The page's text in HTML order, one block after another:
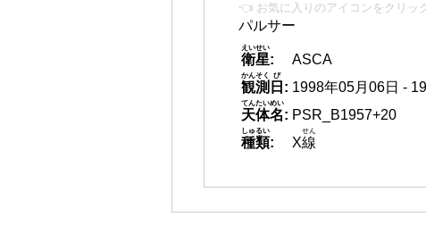
👈 お気に入りのアイコンをクリッ
パルサー
衛星
えいせい
:
ASCA
観測
かんそく
日
び
: 1998年05月06日 -
天体名
てんたいめい
: PSR_B1957+20
種類
しゅるい
: X線
せん